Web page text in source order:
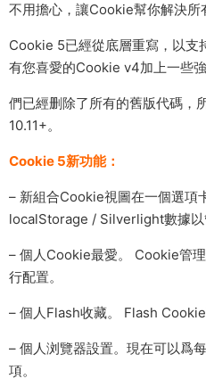
不用擔心，讓Cookie幫你解決所
Cookie 5已經從底層重寫，以
有您喜愛的Cookie v4加上一些
們已經删除了所有的舊版代碼，
10.11+。
Cookie 5新功能：
– 新組合Cookie視圖在一個選
localStorage / Silverlight數據以
– 個人Cookie最愛。 Cookie管
行配置。
– 個人Flash收藏。 Flash Cookie
– 個人浏覽器設置。現在可以爲
項。